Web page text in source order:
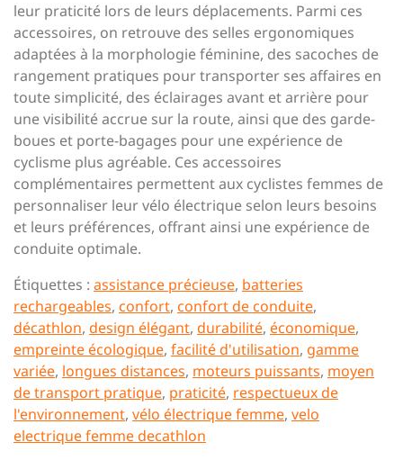
leur praticité lors de leurs déplacements. Parmi ces
accessoires, on retrouve des selles ergonomiques
adaptées à la morphologie féminine, des sacoches de
rangement pratiques pour transporter ses affaires en
toute simplicité, des éclairages avant et arrière pour
une visibilité accrue sur la route, ainsi que des garde-
boues et porte-bagages pour une expérience de
cyclisme plus agréable. Ces accessoires
complémentaires permettent aux cyclistes femmes de
personnaliser leur vélo électrique selon leurs besoins
et leurs préférences, offrant ainsi une expérience de
conduite optimale.
Étiquettes : assistance précieuse, batteries
rechargeables, confort, confort de conduite,
décathlon, design élégant, durabilité, économique,
empreinte écologique, facilité d'utilisation, gamme
variée, longues distances, moteurs puissants, moyen
de transport pratique, praticité, respectueux de
l'environnement, vélo électrique femme, velo
electrique femme decathlon